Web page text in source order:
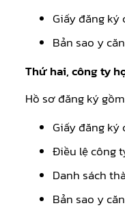
Giấy đăng ký
Bản sao y
Thứ hai, công ty
Hồ sơ đăng ký
Giấy đăng ký
Điều lệ công
Danh sách
Bản sao y